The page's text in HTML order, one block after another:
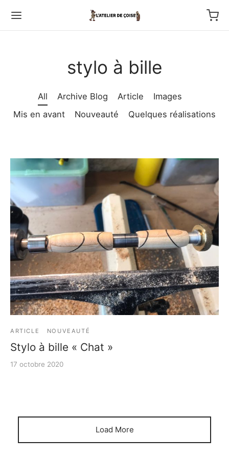
stylo à bille
All Archive Blog Article
Images
Mis en avant
Nouveauté Quelques réalisations
ARTICLE NOUVEAUTÉ
Stylo à bille « Chat »
17 octobre 2020
Load More
au couteau
relief
bosse